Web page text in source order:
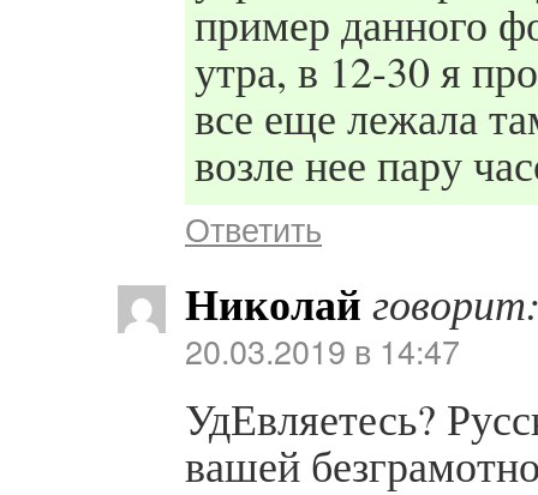
пример данного
утра, в 12-30 я
все еще лежала
возле нее пару
Ответить
Николай
20.03.2019 в 14:47
УдЕвляетесь?
вашей